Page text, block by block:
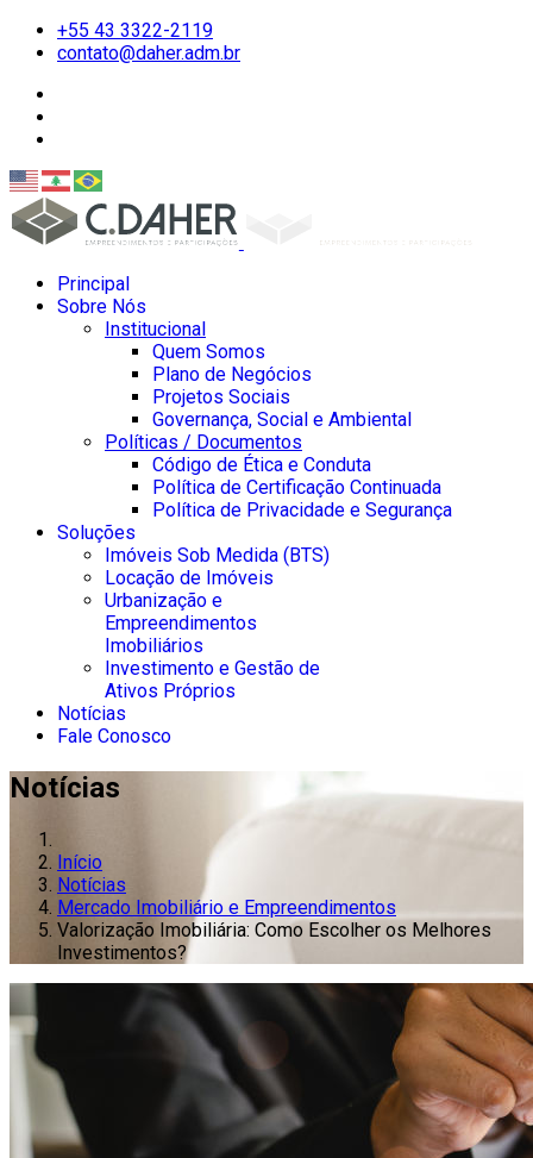
+55 43 3322-2119
contato@daher.adm.br
Principal
Sobre Nós
Institucional
Quem Somos
Plano de Negócios
Projetos Sociais
Governança, Social e Ambiental
Políticas / Documentos
Código de Ética e Conduta
Política de Certificação Continuada
Política de Privacidade e Segurança
Soluções
Imóveis Sob Medida (BTS)
Locação de Imóveis
Urbanização e
Empreendimentos
Imobiliários
Investimento e Gestão de
Ativos Próprios
Notícias
Fale Conosco
Notícias
Início
Notícias
Mercado Imobiliário e Empreendimentos
Valorização Imobiliária: Como Escolher os Melhores
Investimentos?